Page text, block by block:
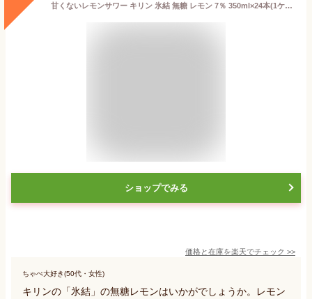
甘くないレモンサワー キリン 氷結 無糖 レモン 7％ 350ml×24本(1ケース) レサワ 缶チューハイ【送料無料※一部地域は除く】
ショップでみる
価格と在庫を楽天でチェック >>
ちゃぺ大好き(50代・女性)
キリンの「氷結」の無糖レモンはいかがでしょうか。レモン